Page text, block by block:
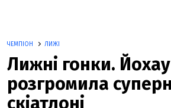
ЧЕМПІОН ЛИЖІ
Лижні гонки.
розгромила
скіатлоні